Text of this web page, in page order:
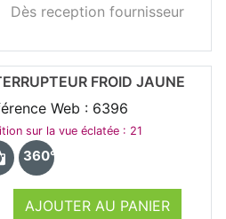
Dès reception fournisseur
AJOUTER AU PANIER
FROID JAUNE
Web : 6396
sur la vue éclatée : 21
360°